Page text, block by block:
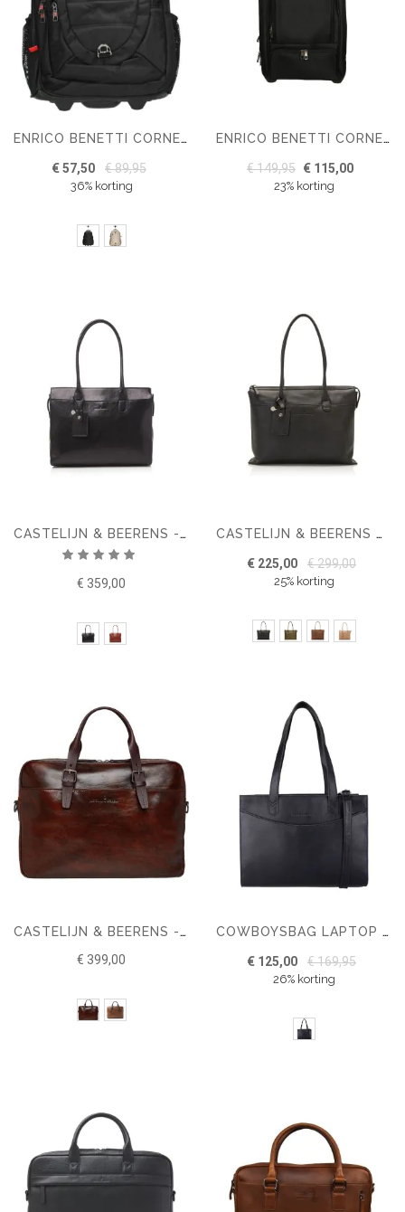
ENRICO BENETTI CORNELL TROLLEY RUGZAK
€ 57,50 € 89,95
36% korting
ENRICO BENETTI CORNELL 40L LAPTOP TROLLEY 17''
€ 149,95 € 115,00
23% korting
CASTELIJN & BEERENS - GAUCHO ELLEN SCHOUDERTAS 15,6 RFID
Waardering:
€ 359,00
CASTELIJN & BEERENS CARISMA LAPTOP SCHOUDERTAS 15.6" + TABLET
€ 225,00 € 299,00
25% korting
CASTELIJN & BEERENS - RIEN LAPTOPTAS 15,6 + TABLET RFID
€ 399,00
COWBOYSBAG LAPTOP BAG ELSTON 13 INCH
€ 125,00 € 169,95
26% korting